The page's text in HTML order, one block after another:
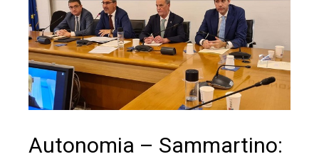
Autonomia – Sammartino: